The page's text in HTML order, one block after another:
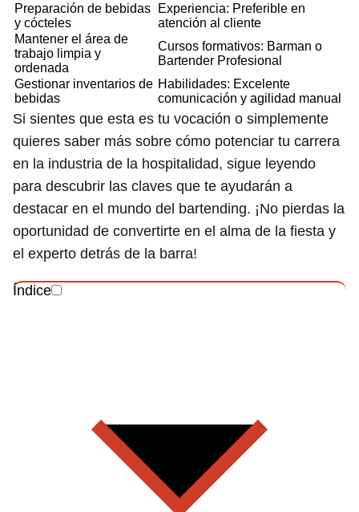
Preparación de bebidas
y cócteles
Experiencia: Preferible en
atención al cliente
Mantener el área de
trabajo limpia y
ordenada
Cursos formativos: Barman o
Bartender Profesional
Gestionar inventarios de
bebidas
Habilidades: Excelente
comunicación y agilidad manual
Si sientes que esta es tu vocación o simplemente
quieres saber más sobre cómo potenciar tu carrera
en la industria de la hospitalidad, sigue leyendo
para descubrir las claves que te ayudarán a
destacar en el mundo del bartending. ¡No pierdas la
oportunidad de convertirte en el alma de la fiesta y
el experto detrás de la barra!
Índice